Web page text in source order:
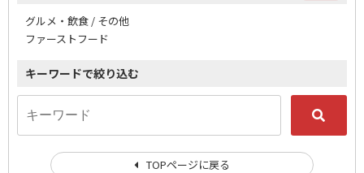
グルメ・飲食 / その他
ファーストフード
キーワードで絞り込む
TOPページに戻る